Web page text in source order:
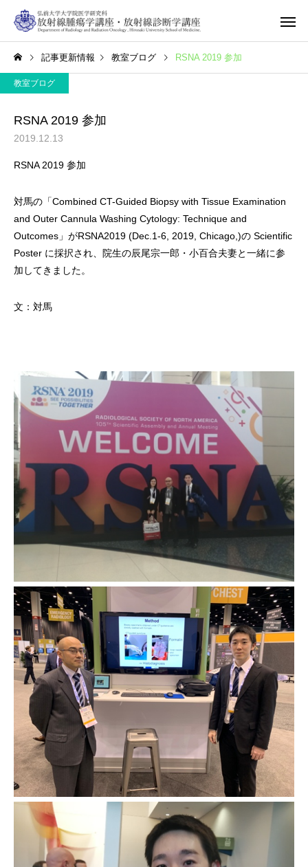
記事更新情報 教室ブログ RSNA 2019 参加
教室ブログ
RSNA 2019 参加
2019.12.13
RSNA 2019 参加
対馬の「Combined CT-Guided Biopsy with Tissue Examination
and Outer Cannula Washing Cytology: Technique and
Outcomes 」がRSNA2019 (Dec.1-6, 2019, Chicago,)の Scientific
Poster に採択され、院生の辰尾宗一郎・小百合夫妻と一緒に参
加してきました。
文：対馬